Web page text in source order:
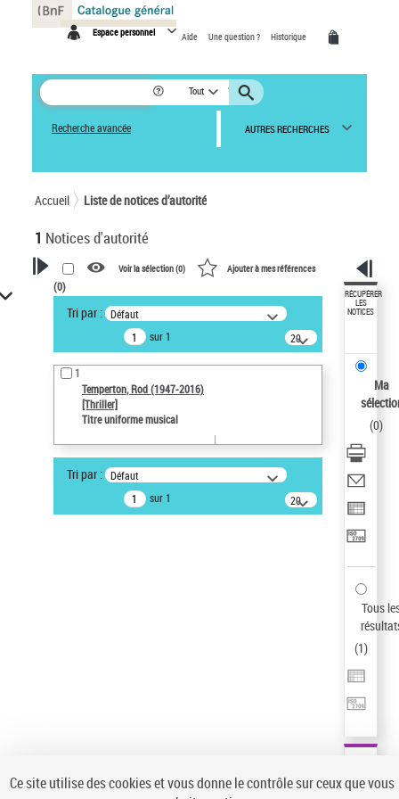
Espace personnel Aide Une question ? Historique
Tout
Recherche avancée AUTRES RECHERCHES
Accueil Liste de notices d’autorité
1 Notices d'autorité
VOTRE RECHERCHE
Recherche avancée dans les
notices d’autorité
Œuvres liées à l'auteur :
Temperton, Rod (1947-2016)
Type de notice d'autorité
Voir la sélection (0) Ajouter à mes références
(0)
Tri par : Défaut
sur 1
20
résultats/page
1
Temperton, Rod (1947-2016)
[Thriller]
Titre uniforme musical
Tri par : Défaut
sur 1
20
résultats/page
RÉCUPÉRER
LES
NOTICES
Ma
(0)
Tous
(1)
Panneau de gestion des cookies
Ce site utilise des cookies et vous donne le contrôle sur ceux que vous